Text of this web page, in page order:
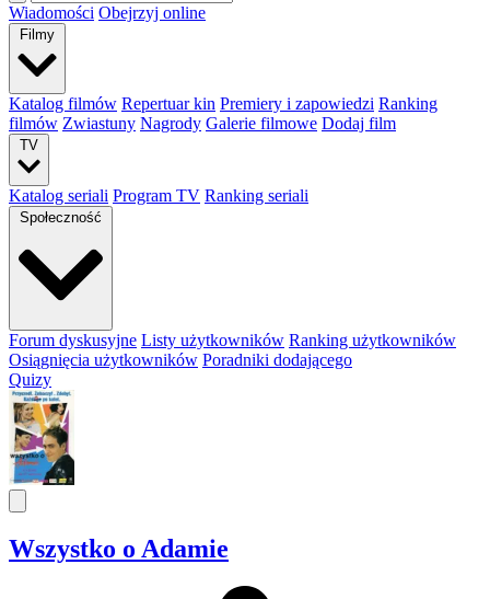
Wiadomości Obejrzyj online
Filmy
Katalog filmów Repertuar kin Premiery i zapowiedzi Ranking
filmów Zwiastuny Nagrody Galerie filmowe Dodaj film
TV
Katalog seriali Program TV Ranking seriali
Społeczność
Forum dyskusyjne Listy użytkowników Ranking użytkowników
Osiągnięcia użytkowników Poradniki dodającego
Quizy
Wszystko o Adamie